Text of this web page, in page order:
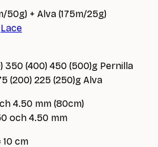
50g) + Alva (175m/25g)
Lace
350 (400) 450 (500)g Pernilla
(200) 225 (250)g Alva
4.50 mm (80cm)
och 4.50 mm
cm